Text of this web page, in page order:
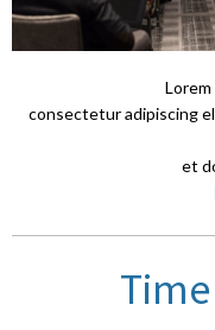
consectetur adipiscing
et